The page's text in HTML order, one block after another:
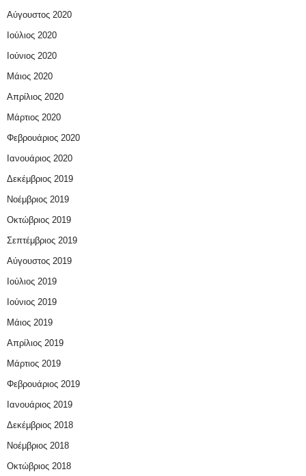
Αύγουστος 2020
Ιούλιος 2020
Ιούνιος 2020
Μάιος 2020
Απρίλιος 2020
Μάρτιος 2020
Φεβρουάριος 2020
Ιανουάριος 2020
Δεκέμβριος 2019
Νοέμβριος 2019
Οκτώβριος 2019
Σεπτέμβριος 2019
Αύγουστος 2019
Ιούλιος 2019
Ιούνιος 2019
Μάιος 2019
Απρίλιος 2019
Μάρτιος 2019
Φεβρουάριος 2019
Ιανουάριος 2019
Δεκέμβριος 2018
Νοέμβριος 2018
Οκτώβριος 2018